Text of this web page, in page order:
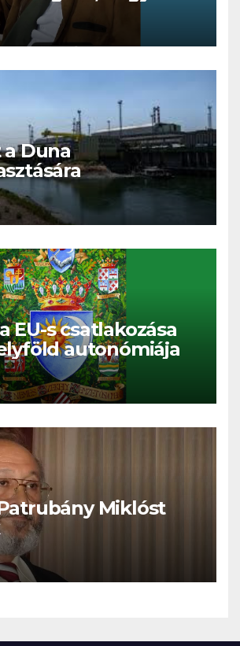
a Dunával
a Duna
EU-s csatlakozása
autonómiája
Miklóst